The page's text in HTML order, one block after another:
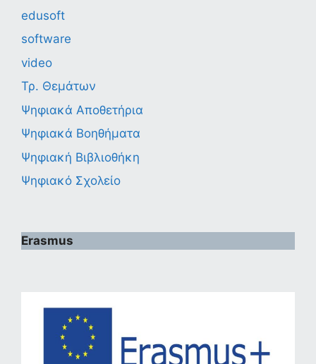
edusoft
software
video
Τρ. Θεμάτων
Ψηφιακά Αποθετήρια
Ψηφιακά Βοηθήματα
Ψηφιακή Βιβλιοθήκη
Ψηφιακό Σχολείο
Erasmus